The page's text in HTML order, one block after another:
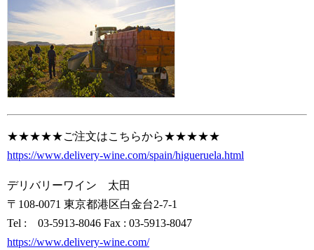
★★★★★ご注文はこちらから★★★★★
https://www.delivery-wine.com/spain/higueruela.html
デリバリーワイン 太田
〒108-0071 東京都港区白金台2-7-1
Tel : 03-5913-8046 Fax : 03-5913-8047
https://www.delivery-wine.com/